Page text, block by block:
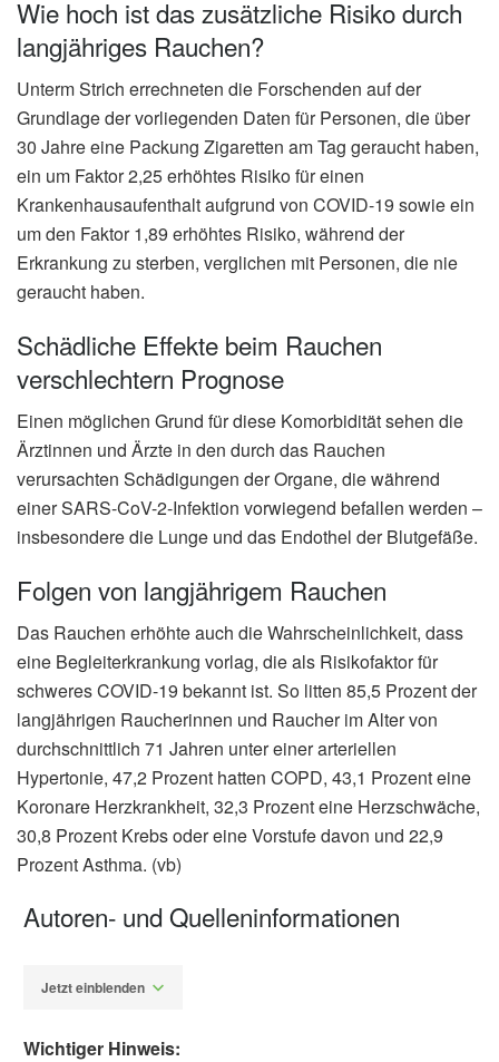
Wie hoch ist das zusätzliche Risiko durch
langjähriges Rauchen?
Unterm Strich errechneten die Forschenden auf der
Grundlage der vorliegenden Daten für Personen, die über
30 Jahre eine Packung Zigaretten am Tag geraucht haben,
ein um Faktor 2,25 erhöhtes Risiko für einen
Krankenhausaufenthalt aufgrund von COVID-19 sowie ein
um den Faktor 1,89 erhöhtes Risiko, während der
Erkrankung zu sterben, verglichen mit Personen, die nie
geraucht haben.
Schädliche Effekte beim Rauchen
verschlechtern Prognose
Einen möglichen Grund für diese Komorbidität sehen die
Ärztinnen und Ärzte in den durch das Rauchen
verursachten Schädigungen der Organe, die während
einer SARS-CoV-2-Infektion vorwiegend befallen werden –
insbesondere die Lunge und das Endothel der Blutgefäße.
Folgen von langjährigem Rauchen
Das Rauchen erhöhte auch die Wahrscheinlichkeit, dass
eine Begleiterkrankung vorlag, die als Risikofaktor für
schweres COVID-19 bekannt ist. So litten 85,5 Prozent der
langjährigen Raucherinnen und Raucher im Alter von
durchschnittlich 71 Jahren unter einer arteriellen
Hypertonie, 47,2 Prozent hatten COPD, 43,1 Prozent eine
Koronare Herzkrankheit, 32,3 Prozent eine Herzschwäche,
30,8 Prozent Krebs oder eine Vorstufe davon und 22,9
Prozent Asthma. (vb)
Autoren- und Quelleninformationen
Jetzt einblenden
Wichtiger Hinweis: